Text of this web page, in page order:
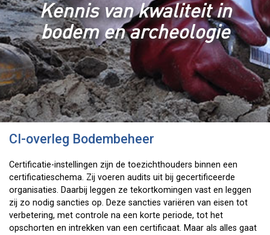
Kennis van kwaliteit in
bodem en archeologie
CI-overleg Bodembeheer
Certificatie-instellingen zijn de toezichthouders binnen een
certificatieschema. Zij voeren audits uit bij gecertificeerde
organisaties. Daarbij leggen ze tekortkomingen vast en leggen
zij zo nodig sancties op. Deze sancties variëren van eisen tot
verbetering, met controle na een korte periode, tot het
opschorten en intrekken van een certificaat. Maar als alles gaat